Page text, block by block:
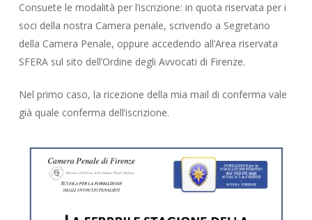
Consuete le modalità per l’iscrizione: in quota riservata per i
soci della nostra Camera penale, scrivendo a Segretario
della Camera Penale, oppure accedendo all’Area riservata
SFERA sul sito dell’Ordine degli Avvocati di Firenze.
Nel primo caso, la ricezione della mia mail di conferma vale
già quale conferma dell’iscrizione.